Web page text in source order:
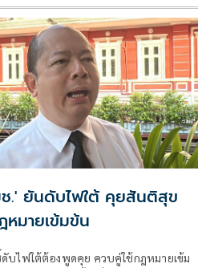
ช.' ยันดับไฟใต้ คุยสันติสุข
หมายเข้มข้น
ดับไฟใต้ต้องพูดคุย ควบคู่ใช้กฎหมายเข้ม